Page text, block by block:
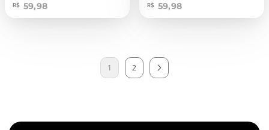
R$ 59,98 R$ 59,98
1 2